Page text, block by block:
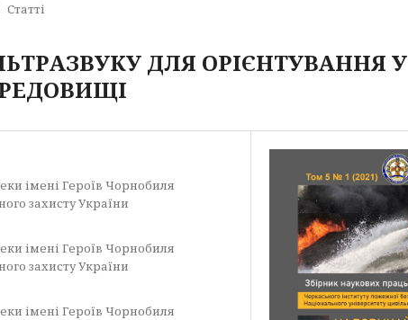
Статті
ДЛЯ ОРІЄНТУВАННЯ У
імені Героїв Чорнобиля
захисту України
імені Героїв Чорнобиля
захисту України
імені Героїв Чорнобиля